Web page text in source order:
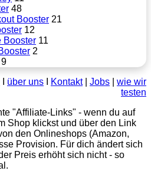
48
Booster 21
12
Booster 11
2
9
über uns Kontakt| Jobs
wie wir
testen
"Affiliate-Links" - wenn du auf
Shop klickst und über den Link
den Onlineshops (Amazon,
Provision. Für dich ändert sich
Preis erhöht sich nicht - so